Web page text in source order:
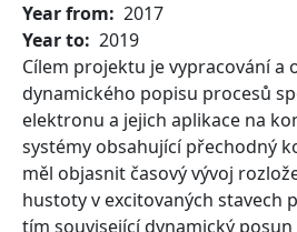
Year from
2017
Year to 2019
Cílem projektu je vypracování a
dynamického popisu procesů
elektronu a jejich aplikace na
systémy obsahující přechodný
měl objasnit časový vývoj
hustoty v excitovaných stavech
tím související dynamický